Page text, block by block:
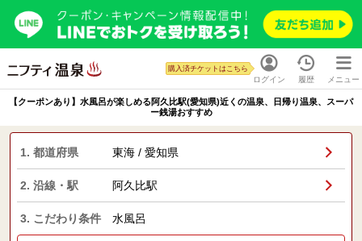
ログイン
購入済チケットはこちら
履歴 メニュー
【クーポンあり】水風呂が楽しめる阿久比駅(愛知県)近くの温泉、日帰り温泉、スーパ
ー銭湯おすすめ
1. 都道府県 東海 / 愛知県
2. 沿線・駅 阿久比駅
3. こだわり条件 水風呂